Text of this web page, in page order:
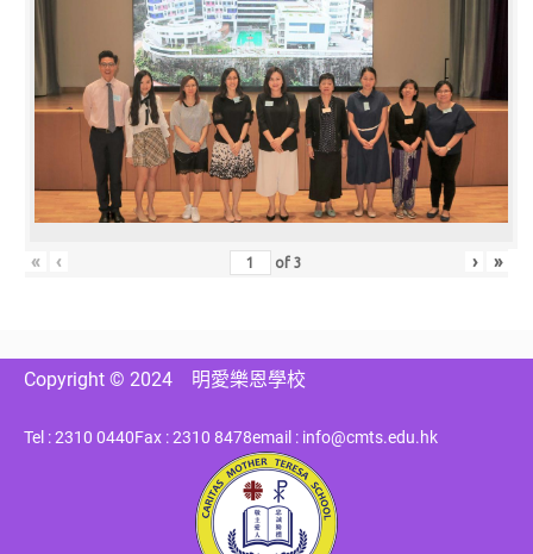
« ‹ of3 › »
Copyright © 2024 明愛樂恩學校
Tel : 2310 0440Fax : 2310 8478email : info@cmts.edu.hk